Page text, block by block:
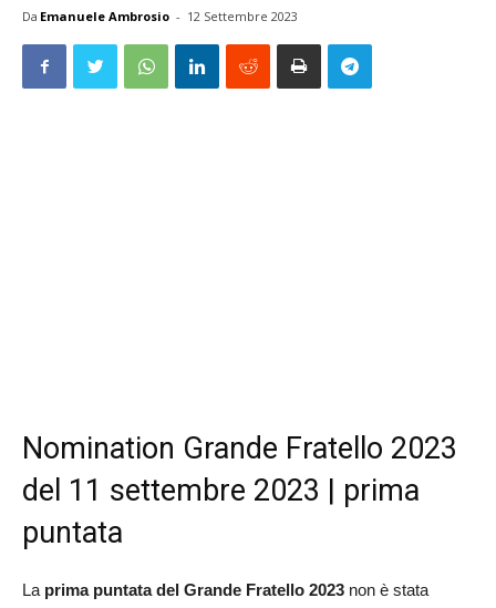
Da Emanuele Ambrosio - 12 Settembre 2023
Nomination Grande Fratello 2023
del 11 settembre 2023 | prima
puntata
La prima puntata del Grande Fratello 2023 non è stata